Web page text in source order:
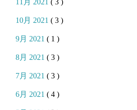
11月 2021( 3 )
10月 2021( 3 )
9月 2021( 1 )
8月 2021( 3 )
7月 2021( 3 )
6月 2021( 4 )